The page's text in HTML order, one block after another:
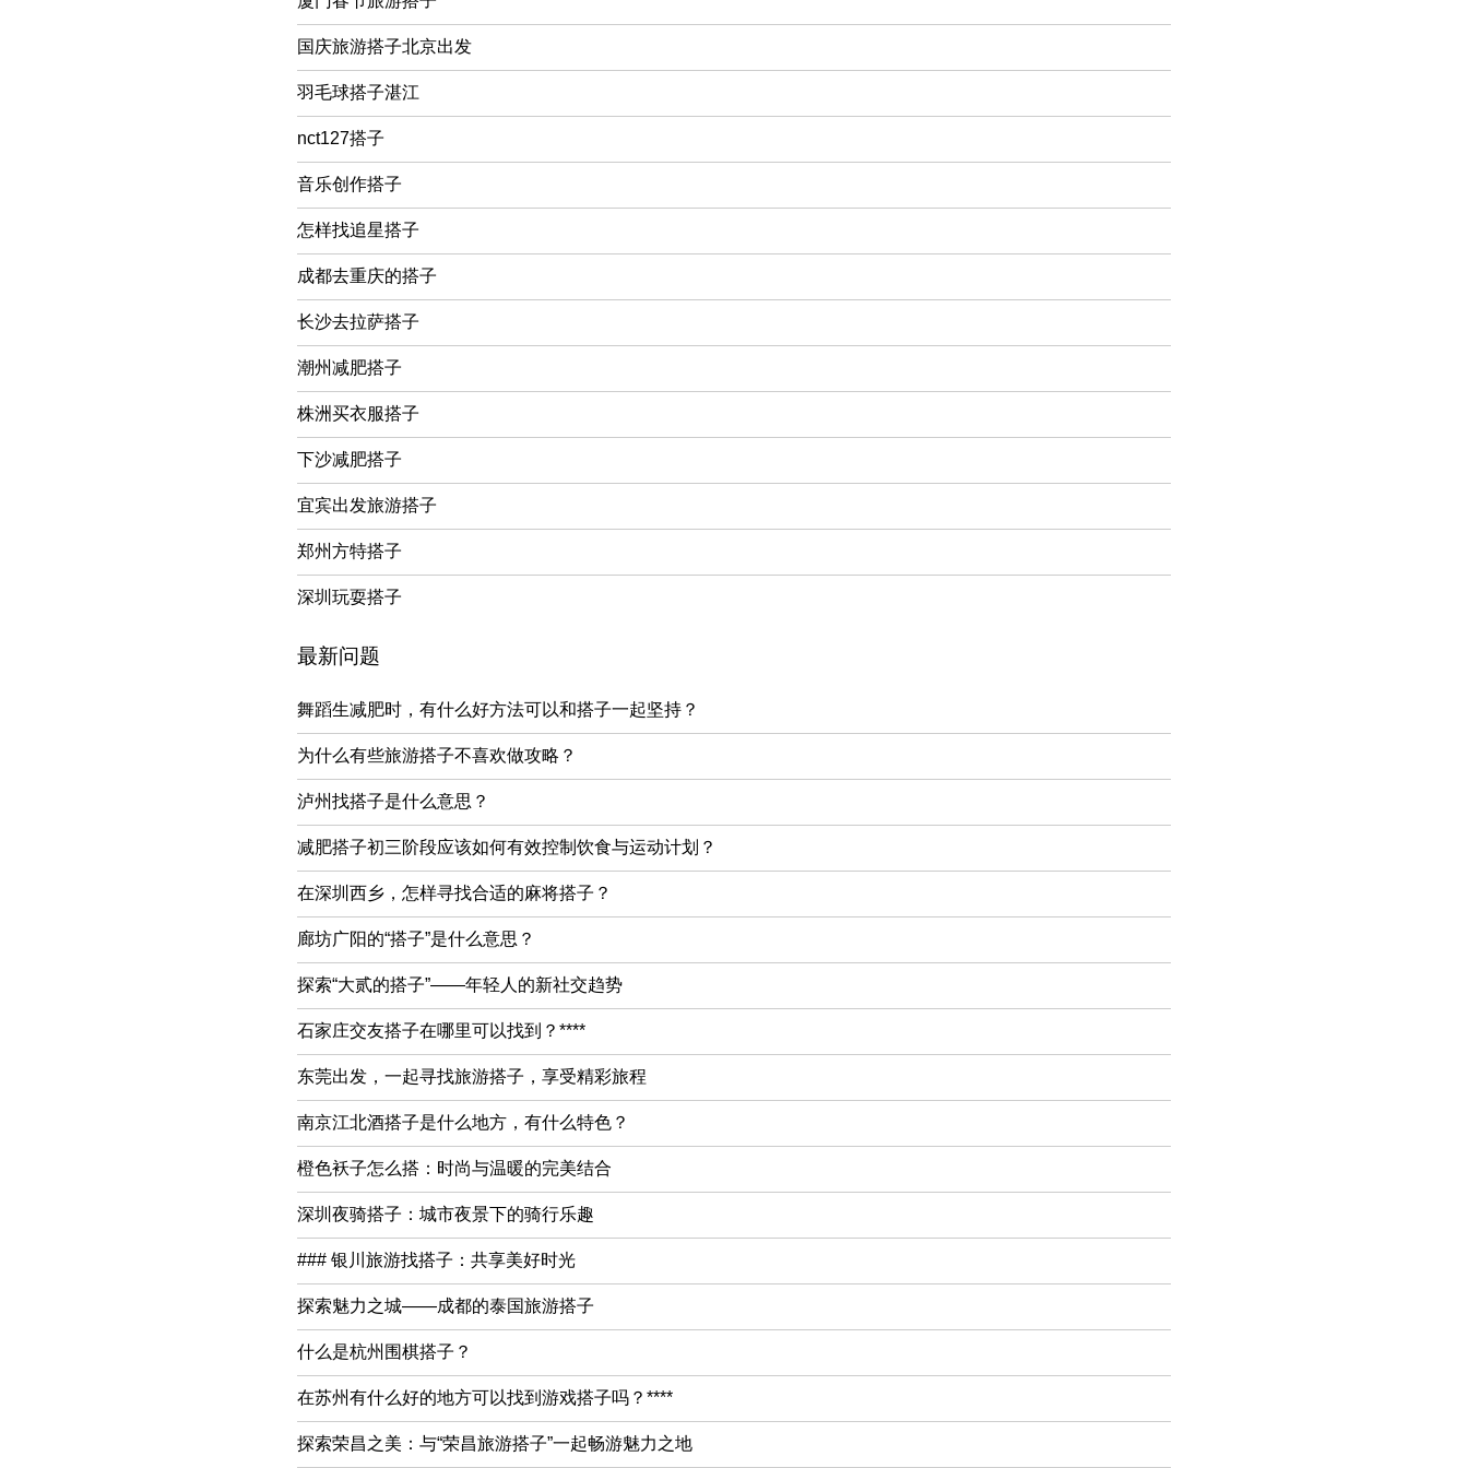
国庆旅游搭子北京出发
羽毛球搭子湛江
nct127搭子
音乐创作搭子
怎样找追星搭子
成都去重庆的搭子
长沙去拉萨搭子
潮州减肥搭子
株洲买衣服搭子
下沙减肥搭子
宜宾出发旅游搭子
郑州方特搭子
深圳玩耍搭子
最新问题
舞蹈生减肥时，有什么好方法可以和搭子一起坚持？
为什么有些旅游搭子不喜欢做攻略？
泸州找搭子是什么意思？
减肥搭子初三阶段应该如何有效控制饮食与运动计划？
在深圳西乡，怎样寻找合适的麻将搭子？
廊坊广阳的“搭子”是什么意思？
探索“大贰的搭子”——年轻人的新社交趋势
石家庄交友搭子在哪里可以找到？****
东莞出发，一起寻找旅游搭子，享受精彩旅程
南京江北酒搭子是什么地方，有什么特色？
橙色袄子怎么搭：时尚与温暖的完美结合
深圳夜骑搭子：城市夜景下的骑行乐趣
### 银川旅游找搭子：共享美好时光
探索魅力之城——成都的泰国旅游搭子
什么是杭州围棋搭子？
在苏州有什么好的地方可以找到游戏搭子吗？****
探索荣昌之美：与“荣昌旅游搭子”一起畅游魅力之地